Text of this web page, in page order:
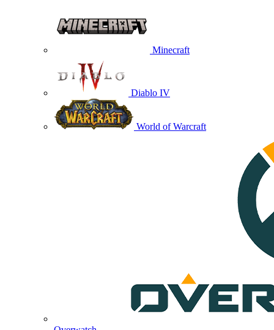
Minecraft
Diablo IV
World of Warcraft